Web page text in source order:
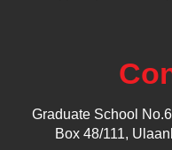
Graduate School
Box 48/111,